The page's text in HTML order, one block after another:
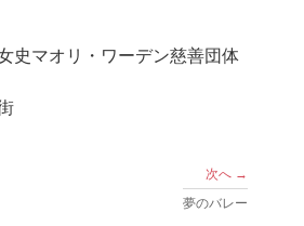
史マオリ・ワーデン慈善団体
次へ →
夢のバレー